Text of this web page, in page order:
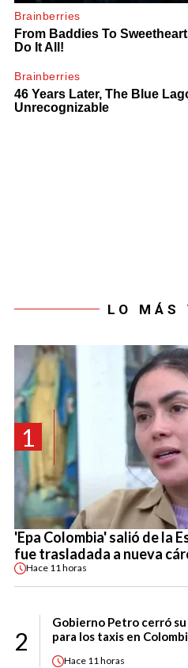
LO MÁS
1
'Epa Colombia' salió de la
fue trasladada a nueva
Hace 11 horas
2
Gobierno Petro cerró
para los taxis en
Hace 11 horas